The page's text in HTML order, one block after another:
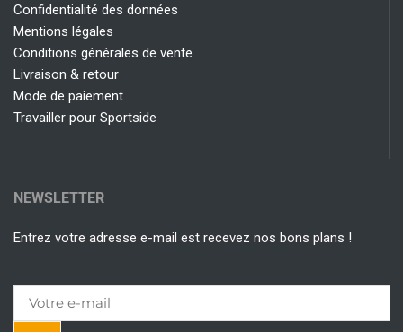
Confidentialité des données
Mentions légales
Conditions générales de vente
Livraison & retour
Mode de paiement
Travailler pour Sportside
NEWSLETTER
Entrez votre adresse e-mail est recevez nos bons plans !